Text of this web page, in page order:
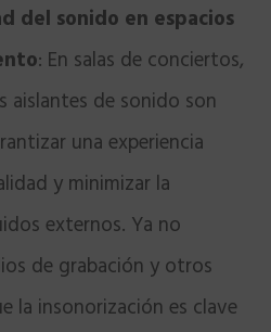
del sonido en espacios
: En salas de conciertos,
aislantes de sonido son
una experiencia
y minimizar la
externos. Ya no
de grabación y otros
la insonorización es clave